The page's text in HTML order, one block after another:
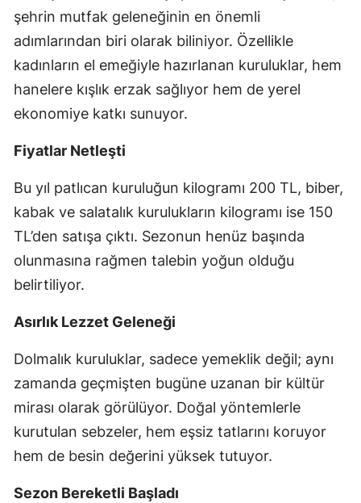
şehrin mutfak geleneğinin en önemli
adımlarından biri olarak biliniyor. Özellikle
kadınların el emeğiyle hazırlanan kuruluklar, hem
hanelere kışlık erzak sağlıyor hem de yerel
ekonomiye katkı sunuyor.
Fiyatlar Netleşti
Bu yıl patlıcan kuruluğun kilogramı 200 TL, biber,
kabak ve salatalık kurulukların kilogramı ise 150
TL’den satışa çıktı. Sezonun henüz başında
olunmasına rağmen talebin yoğun olduğu
belirtiliyor.
Asırlık Lezzet Geleneği
Dolmalık kuruluklar, sadece yemeklik değil; aynı
zamanda geçmişten bugüne uzanan bir kültür
mirası olarak görülüyor. Doğal yöntemlerle
kurutulan sebzeler, hem eşsiz tatlarını koruyor
hem de besin değerini yüksek tutuyor.
Sezon Bereketli Başladı